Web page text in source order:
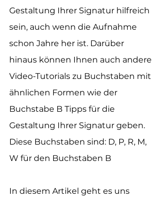
Gestaltung Ihrer Signatur hilfreich
sein, auch wenn die Aufnahme
schon Jahre her ist. Darüber
hinaus können Ihnen auch andere
Video-Tutorials zu Buchstaben mit
ähnlichen Formen wie der
Buchstabe B Tipps für die
Gestaltung Ihrer Signatur geben.
Diese Buchstaben sind: D, P, R, M,
W für den Buchstaben B
In diesem Artikel geht es uns